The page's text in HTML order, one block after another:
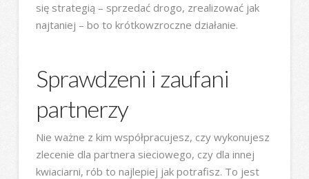
się strategią – sprzedać drogo, zrealizować jak
najtaniej – bo to krótkowzroczne działanie.
Sprawdzeni i zaufani
partnerzy
Nie ważne z kim współpracujesz, czy wykonujesz
zlecenie dla partnera sieciowego, czy dla innej
kwiaciarni, rób to najlepiej jak potrafisz. To jest